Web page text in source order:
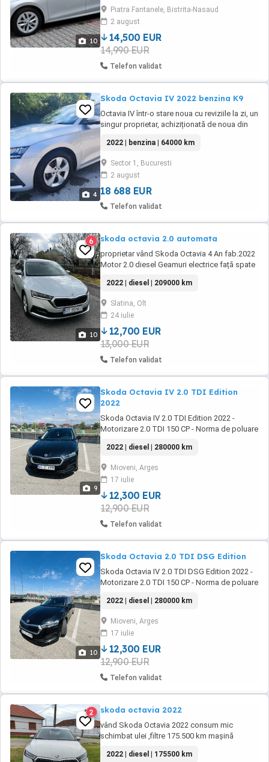
10
puțin ca și a treia mașină a familiei, ținută în
garaj! Motivul vânzării este ca s-a mărit
familia! Jante aliaj R17 cu cauciucuri ...
Piatra Fantanele, Bistrita-Nasaud
2 august
14,500 EUR
14,990 EUR
Telefon validat
4
Skoda Octavia IV 2022 benzina K9
Octavia IV într-o stare noua cu reviziile la zi, un
singur proprietar, achiziționată de noua din
excelenta , atent condusă de o singură
persoană, nu necesita investiții majore în
viitor, tine cu casa și cu bugetul familiei, iar
consumul este unul derizoriu: mix ...
2022 | benzina | 64000 km
Sector 1, Bucuresti
2 august
18 688 EUR
Telefon validat
10
6 skoda octavia 2.0 automata
proprietar vând Skoda Octavia 4 An fab.2022
Motor 2.0 diesel Geamuri electrice față spate
comenzi Senzori de parcare Sistem hands-
free stare bună km reali geamuri electrice
cotieră
2022 | diesel | 209000 km
Slatina, Olt
24 iulie
12,700 EUR
13,000 EUR
Telefon validat
9
Skoda Octavia IV 2.0 TDI Edition
2022
Skoda Octavia IV 2.0 TDI Edition 2022 -
Motorizare 2.0 TDI 150 CP - Norma de poluare
DSG 7+1 - Moduri de conducere: Eco,
Comfort, Normal, Sport, Individual - Volan din
piele cu incalizre , multifuncțional - Adaptive
Cruise Control (Pilot Automat ...
2022 | diesel | 280000 km
Mioveni, Arges
17 iulie
12,300 EUR
12,900 EUR
Telefon validat
10
Skoda Octavia 2.0 TDI DSG Edition
Skoda Octavia IV 2.0 TDI DSG Edition 2022 -
Motorizare 2.0 TDI 150 CP - Norma de poluare
DSG 7+1 - Moduri de conducere: Eco,
Comfort, Normal, Sport, Individual - Volan din
piele cu incalizre , multifuncțional - Adaptive
Cruise Control (Pilot ...
2022 | diesel | 280000 km
Mioveni, Arges
17 iulie
12,300 EUR
12,900 EUR
Telefon validat
2 skoda octavia 2022
vând Skoda Octavia 2022 consum mic
schimbat ulei ,filtre 175.500 km mașină
2022 | diesel | 175500 km